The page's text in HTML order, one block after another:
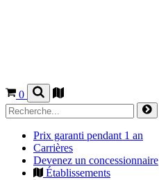
0
Prix garanti pendant 1 an
Carrières
Devenez un concessionnaire
Établissements